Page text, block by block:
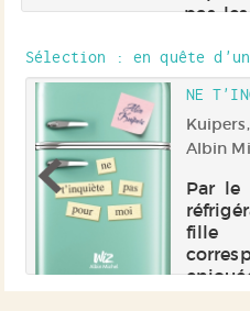
pas
Sélection : en quête
NE
Albin
Par
fille
petits